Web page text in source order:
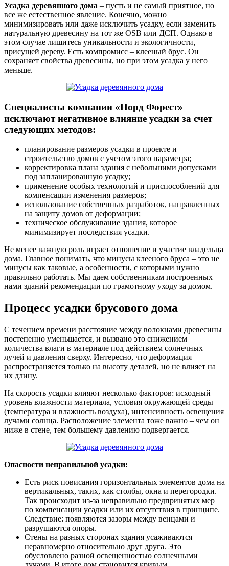
Усадка деревянного дома – пусть и не самый приятное, но
все же естественное явление. Конечно, можно
минимизировать или даже исключить усадку, если заменить
натуральную древесину на тот же OSB или ДСП. Однако в
этом случае лишитесь уникальности и экологичности,
присущей дереву. Есть компромисс – клееный брус. Он
сохраняет свойства древесины, но при этом усадка у него
меньше.
Специалисты компании «Норд Форест»
исключают негативное влияние усадки за счет
следующих методов:
планирование размеров усадки в проекте и
строительство домов с учетом этого параметра;
корректировка плана здания с небольшими допусками
под запланированную усадку;
применение особых технологий и приспособлений для
компенсации изменения размеров;
использование собственных разработок, направленных
на защиту домов от деформации;
техническое обслуживание здания, которое
минимизирует последствия усадки.
Не менее важную роль играет отношение и участие владельца
дома. Главное понимать, что минусы клееного бруса – это не
минусы как таковые, а особенности, с которыми нужно
правильно работать. Мы даем собственникам построенных
нами зданий рекомендации по грамотному уходу за домом.
Процесс усадки брусового дома
С течением времени расстояние между волокнами древесины
постепенно уменьшается, и вызвано это снижением
количества влаги в материале под действием солнечных
лучей и давления сверху. Интересно, что деформация
распространяется только на высоту деталей, но не влияет на
их длину.
На скорость усадки влияют несколько факторов: исходный
уровень влажности материала, условия окружающей среды
(температура и влажность воздуха), интенсивность освещения
лучами солнца. Расположение элемента тоже важно – чем он
ниже в стене, тем большему давлению подвергается.
Опасности неправильной усадки:
Есть риск повисания горизонтальных элементов дома на
вертикальных, таких, как столбы, окна и перегородки.
Так происходит из-за неправильно предпринятых мер
по компенсации усадки или их отсутствия в принципе.
Следствие: появляются зазоры между венцами и
разрушаются опоры.
Стены на разных сторонах здания усаживаются
неравномерно относительно друг друга. Это
обусловлено разной освещенностью солнечными